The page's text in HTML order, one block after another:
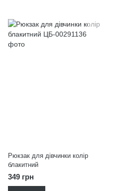
Рюкзак для дівчинки колір
блакитний
349 грн